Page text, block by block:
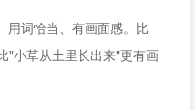
用词恰当、有画面感。比
"小草从土里长出来"更有画